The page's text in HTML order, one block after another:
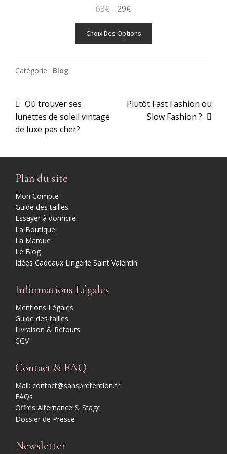
du
63€
Le
prix
initial
était :
29€Le
prix
actuel
est :
Choix Des Options
produit
options
peuvent
sur
Catégorie : Blog
Article
précédent :
Où trouver ses
lunettes de soleil vintage
de luxe pas cher?
Article
suivant :
Plutôt Fast Fashion ou
Slow Fashion ?
Plan du site
Mon Compte
Guide des tailles
Essayer à domicile
La Boutique
La Marque
Le Blog
Idées Cadeaux Lingerie Saint Valentin
Informations Légales
Mentions Légales
Guide des tailles
Livraison & Retours
CGV
Contact & FAQ
Mail: contact@sanspretention.fr
FAQs
Offres Alternance & Stage
Dossier de Presse
Newsletter